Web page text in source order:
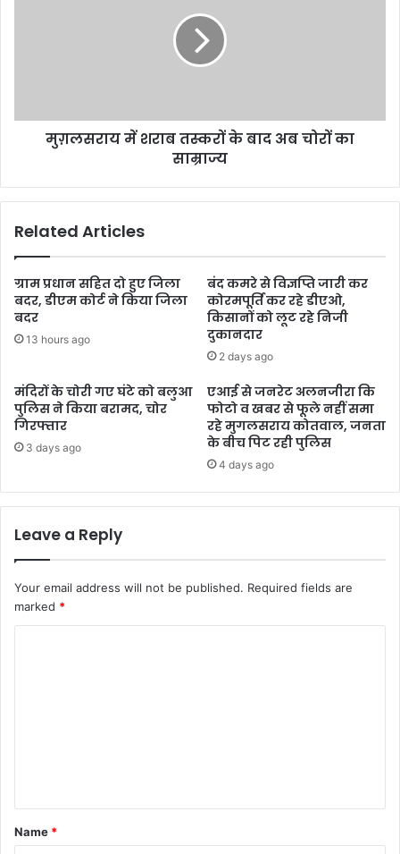
मुग़लसराय में शराब तस्करों के बाद अब चोरों का
साम्राज्य
Related Articles
ग्राम प्रधान सहित दो हुए जिला
बदर, डीएम कोर्ट ने किया जिला
बदर
13 hours ago
बंद कमरे से विज्ञप्ति जारी कर
कोरमपूर्ति कर रहे डीएओ,
किसानों को लूट रहे निजी
दुकानदार
2 days ago
मंदिरों के चोरी गए घंटे को बलुआ
पुलिस ने किया बरामद, चोर
गिरफ्तार
3 days ago
एआई से जनरेट अलनजीरा कि
फोटो व खबर से फूले नहीं समा
रहे मुगलसराय कोतवाल, जनता
के बीच पिट रही पुलिस
4 days ago
Leave a Reply
Your email address will not be published. Required fields are
marked *
*
Name *